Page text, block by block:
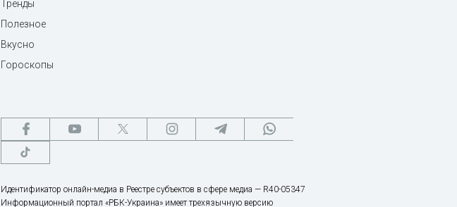
Тренды
Полезное
Вкусно
Гороскопы
Идентификатор онлайн-медиа в Реестре субъектов в сфере медиа — R40-05347
Информационный портал «РБК-Украина» имеет трехязычную версию